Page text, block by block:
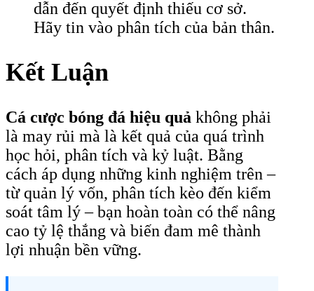
dẫn đến quyết định thiếu cơ sở.
Hãy tin vào phân tích của bản thân.
Kết Luận
Cá cược bóng đá hiệu quả không phải
là may rủi mà là kết quả của quá trình
học hỏi, phân tích và kỷ luật. Bằng
cách áp dụng những kinh nghiệm trên –
từ quản lý vốn, phân tích kèo đến kiểm
soát tâm lý – bạn hoàn toàn có thể nâng
cao tỷ lệ thắng và biến đam mê thành
lợi nhuận bền vững.